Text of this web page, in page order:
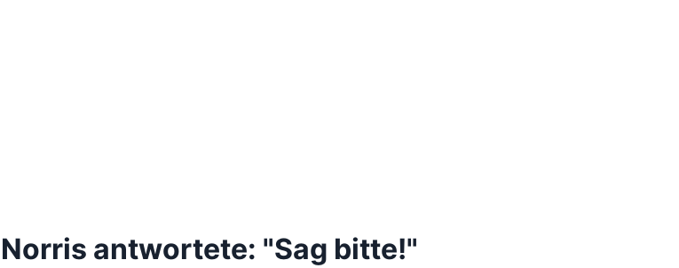
antwortete: "Sag bitte!"